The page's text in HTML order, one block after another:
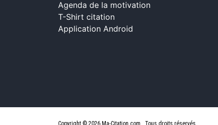
Agenda de la motivation
T-Shirt citation
Application Android
Copyright © 2026 Ma-Citation.com . Tous droits réservés.